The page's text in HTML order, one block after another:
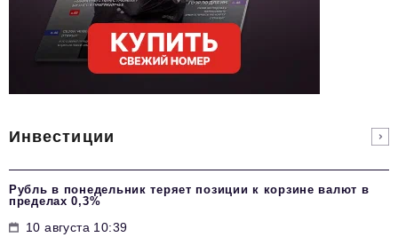
Инвестиции
Рубль в понедельник теряет позиции к корзине валют в
пределах 0,3%
10 августа 10:39